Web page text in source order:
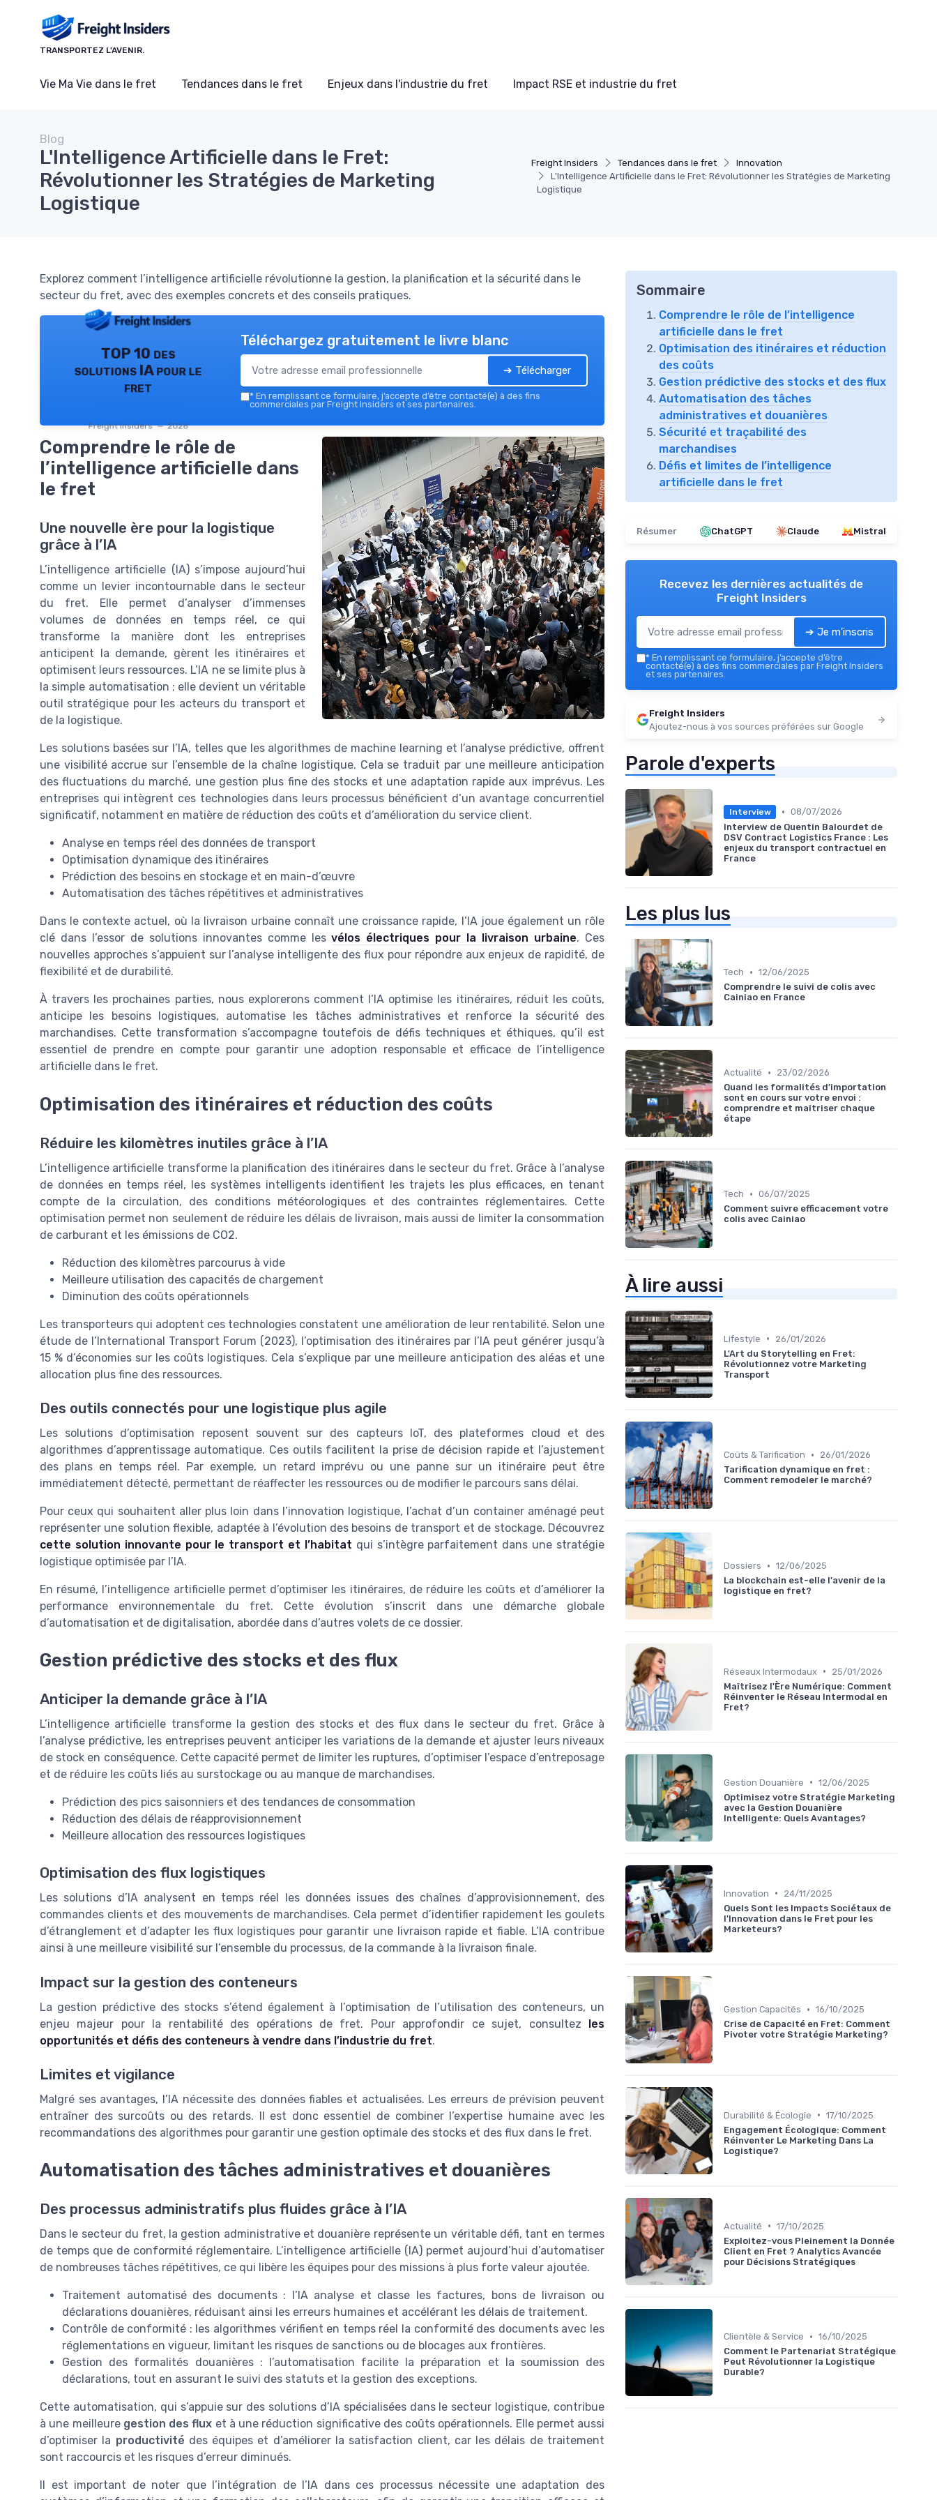
TRANSPORTEZ L'AVENIR.
Vie Ma Vie dans le fret Tendances dans le fret Enjeux dans l'industrie du fret Impact RSE et industrie du fret
Freight Insiders Tendances dans le fret
Innovation
L'Intelligence Artificielle dans le Fret: Révolutionner les Stratégies de Marketing
Logistique
Blog
L'Intelligence Artificielle dans le Fret:
Révolutionner les Stratégies de Marketing
Logistique
Explorez comment l’intelligence artificielle révolutionne la gestion, la planification et la sécurité dans le
secteur du fret, avec des exemples concrets et des conseils pratiques.
TOP 10 des
solutions IA pour le
fret
Freight Insiders — 2026
Téléchargez gratuitement le livre blanc
➔ Télécharger
* En remplissant ce formulaire, j’accepte d’être contacté(e) à des fins
commerciales par Freight Insiders et ses partenaires.
Comprendre le rôle de
l’intelligence artificielle dans
le fret
Une nouvelle ère pour la logistique
grâce à l’IA
L’intelligence artificielle (IA) s’impose aujourd’hui
comme un levier incontournable dans le secteur
du fret. Elle permet d’analyser d’immenses
volumes de données en temps réel, ce qui
transforme la manière dont les entreprises
anticipent la demande, gèrent les itinéraires et
optimisent leurs ressources. L’IA ne se limite plus à
la simple automatisation ; elle devient un véritable
outil stratégique pour les acteurs du transport et
de la logistique.
Les solutions basées sur l’IA, telles que les algorithmes de machine learning et l’analyse prédictive, offrent
une visibilité accrue sur l’ensemble de la chaîne logistique. Cela se traduit par une meilleure anticipation
des fluctuations du marché, une gestion plus fine des stocks et une adaptation rapide aux imprévus. Les
entreprises qui intègrent ces technologies dans leurs processus bénéficient d’un avantage concurrentiel
significatif, notamment en matière de réduction des coûts et d’amélioration du service client.
Analyse en temps réel des données de transport
Optimisation dynamique des itinéraires
Prédiction des besoins en stockage et en main-d’œuvre
Automatisation des tâches répétitives et administratives
Dans le contexte actuel, où la livraison urbaine connaît une croissance rapide, l’IA joue également un rôle
clé dans l’essor de solutions innovantes comme lesvélos électriques pour la livraison urbaine. Ces
nouvelles approches s’appuient sur l’analyse intelligente des flux pour répondre aux enjeux de rapidité, de
flexibilité et de durabilité.
À travers les prochaines parties, nous explorerons comment l’IA optimise les itinéraires, réduit les coûts,
anticipe les besoins logistiques, automatise les tâches administratives et renforce la sécurité des
marchandises. Cette transformation s’accompagne toutefois de défis techniques et éthiques, qu’il est
essentiel de prendre en compte pour garantir une adoption responsable et efficace de l’intelligence
artificielle dans le fret.
Optimisation des itinéraires et réduction des coûts
Réduire les kilomètres inutiles grâce à l’IA
L’intelligence artificielle transforme la planification des itinéraires dans le secteur du fret. Grâce à l’analyse
de données en temps réel, les systèmes intelligents identifient les trajets les plus efficaces, en tenant
compte de la circulation, des conditions météorologiques et des contraintes réglementaires. Cette
optimisation permet non seulement de réduire les délais de livraison, mais aussi de limiter la consommation
de carburant et les émissions de CO2.
Réduction des kilomètres parcourus à vide
Meilleure utilisation des capacités de chargement
Diminution des coûts opérationnels
Les transporteurs qui adoptent ces technologies constatent une amélioration de leur rentabilité. Selon une
étude de l’International Transport Forum (2023), l’optimisation des itinéraires par l’IA peut générer jusqu’à
15 % d’économies sur les coûts logistiques. Cela s’explique par une meilleure anticipation des aléas et une
allocation plus fine des ressources.
Des outils connectés pour une logistique plus agile
Les solutions d’optimisation reposent souvent sur des capteurs IoT, des plateformes cloud et des
algorithmes d’apprentissage automatique. Ces outils facilitent la prise de décision rapide et l’ajustement
des plans en temps réel. Par exemple, un retard imprévu ou une panne sur un itinéraire peut être
immédiatement détecté, permettant de réaffecter les ressources ou de modifier le parcours sans délai.
Pour ceux qui souhaitent aller plus loin dans l’innovation logistique, l’achat d’un container aménagé peut
représenter une solution flexible, adaptée à l’évolution des besoins de transport et de stockage. Découvrez
cette solution innovante pour le transport et l’habitat qui s’intègre parfaitement dans une stratégie
logistique optimisée par l’IA.
En résumé, l’intelligence artificielle permet d’optimiser les itinéraires, de réduire les coûts et d’améliorer la
performance environnementale du fret. Cette évolution s’inscrit dans une démarche globale
d’automatisation et de digitalisation, abordée dans d’autres volets de ce dossier.
Gestion prédictive des stocks et des flux
Anticiper la demande grâce à l’IA
L’intelligence artificielle transforme la gestion des stocks et des flux dans le secteur du fret. Grâce à
l’analyse prédictive, les entreprises peuvent anticiper les variations de la demande et ajuster leurs niveaux
de stock en conséquence. Cette capacité permet de limiter les ruptures, d’optimiser l’espace d’entreposage
et de réduire les coûts liés au surstockage ou au manque de marchandises.
Prédiction des pics saisonniers et des tendances de consommation
Réduction des délais de réapprovisionnement
Meilleure allocation des ressources logistiques
Optimisation des flux logistiques
Les solutions d’IA analysent en temps réel les données issues des chaînes d’approvisionnement, des
commandes clients et des mouvements de marchandises. Cela permet d’identifier rapidement les goulets
d’étranglement et d’adapter les flux logistiques pour garantir une livraison rapide et fiable. L’IA contribue
ainsi à une meilleure visibilité sur l’ensemble du processus, de la commande à la livraison finale.
Impact sur la gestion des conteneurs
La gestion prédictive des stocks s’étend également à l’optimisation de l’utilisation des conteneurs, un
enjeu majeur pour la rentabilité des opérations de fret. Pour approfondir ce sujet, consultez les
opportunités et défis des conteneurs à vendre dans l’industrie du fret.
Limites et vigilance
Malgré ses avantages, l’IA nécessite des données fiables et actualisées. Les erreurs de prévision peuvent
entraîner des surcoûts ou des retards. Il est donc essentiel de combiner l’expertise humaine avec les
recommandations des algorithmes pour garantir une gestion optimale des stocks et des flux dans le fret.
Automatisation des tâches administratives et douanières
Des processus administratifs plus fluides grâce à l’IA
Dans le secteur du fret, la gestion administrative et douanière représente un véritable défi, tant en termes
de temps que de conformité réglementaire. L’intelligence artificielle (IA) permet aujourd’hui d’automatiser
de nombreuses tâches répétitives, ce qui libère les équipes pour des missions à plus forte valeur ajoutée.
Traitement automatisé des documents : l’IA analyse et classe les factures, bons de livraison ou
déclarations douanières, réduisant ainsi les erreurs humaines et accélérant les délais de traitement.
Contrôle de conformité : les algorithmes vérifient en temps réel la conformité des documents avec les
réglementations en vigueur, limitant les risques de sanctions ou de blocages aux frontières.
Gestion des formalités douanières : l’automatisation facilite la préparation et la soumission des
déclarations, tout en assurant le suivi des statuts et la gestion des exceptions.
Cette automatisation, qui s’appuie sur des solutions d’IA spécialisées dans le secteur logistique, contribue
à une meilleure gestion des flux et à une réduction significative des coûts opérationnels. Elle permet aussi
d’optimiser la productivité des équipes et d’améliorer la satisfaction client, car les délais de traitement
sont raccourcis et les risques d’erreur diminués.
Il est important de noter que l’intégration de l’IA dans ces processus nécessite une adaptation des
Sommaire
Comprendre le rôle de l’intelligence
artificielle dans le fret
Optimisation des itinéraires et réduction
des coûts
Gestion prédictive des stocks et des flux
Automatisation des tâches
administratives et douanières
Sécurité et traçabilité des
marchandises
Défis et limites de l’intelligence
artificielle dans le fret
Résumer ChatGPT Claude Mistral
Recevez les dernières actualités de
Freight Insiders
➔ Je m'inscris
* En remplissant ce formulaire, j’accepte d’être
contacté(e) à des fins commerciales par Freight Insiders
et ses partenaires.
Freight Insiders
Ajoutez-nous à vos sources préférées sur Google
Parole d'experts
Interview • 08/07/2026
Interview de Quentin Balourdet de
DSV Contract Logistics France : Les
enjeux du transport contractuel en
France
Les plus lus
Tech • 12/06/2025
Comprendre le suivi de colis avec
Cainiao en France
Actualité •
23/02/2026
Quand les formalités d’importation
sont en cours sur votre envoi :
comprendre et maîtriser chaque
étape
Tech • 06/07/2025
Comment suivre efficacement votre
colis avec Cainiao
À lire aussi
Lifestyle •
26/01/2026
L'Art du Storytelling en Fret:
Révolutionnez votre Marketing
Transport
Coûts & Tarification •
26/01/2026
Tarification dynamique en fret :
Comment remodeler le marché?
Dossiers • 12/06/2025
La blockchain est-elle l'avenir de la
logistique en fret?
Réseaux Intermodaux •
25/01/2026
Maîtrisez l'Ère Numérique: Comment
Réinventer le Réseau Intermodal en
Fret?
Gestion Douanière • 12/06/2025
Optimisez votre Stratégie Marketing
avec la Gestion Douanière
Intelligente: Quels Avantages?
Innovation •
24/11/2025
Quels Sont les Impacts Sociétaux de
l'Innovation dans le Fret pour les
Marketeurs?
Gestion Capacités • 16/10/2025
Crise de Capacité en Fret: Comment
Pivoter votre Stratégie Marketing?
Durabilité & Écologie • 17/10/2025
Engagement Écologique: Comment
Réinventer Le Marketing Dans La
Logistique?
Actualité • 17/10/2025
Exploitez-vous Pleinement la Donnée
Client en Fret ? Analytics Avancée
pour Décisions Stratégiques
Clientèle & Service • 16/10/2025
Comment le Partenariat Stratégique
Peut Révolutionner la Logistique
Durable?